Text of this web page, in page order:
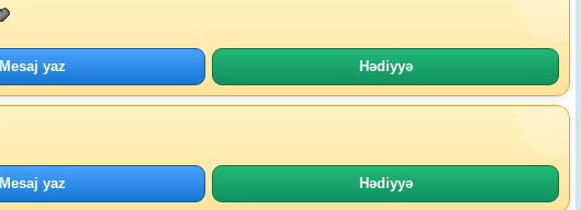
Mesaj yaz Hədiyyə
Mesaj yaz Hədiyyə